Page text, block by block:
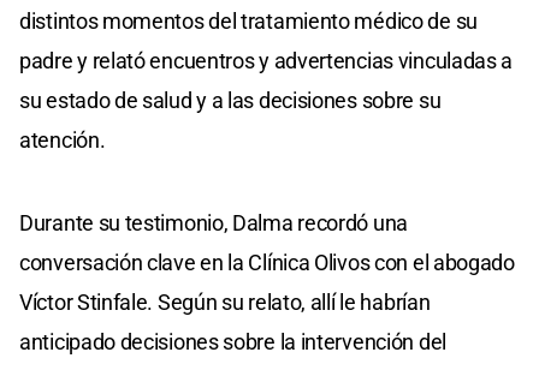
distintos momentos del tratamiento médico de su
padre y relató encuentros y advertencias vinculadas a
su estado de salud y a las decisiones sobre su
atención.
Durante su testimonio, Dalma recordó una
conversación clave en la Clínica Olivos con el abogado
Víctor Stinfale. Según su relato, allí le habrían
anticipado decisiones sobre la intervención del